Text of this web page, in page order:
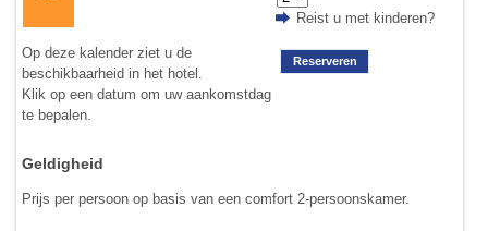
Op deze kalender ziet u de
beschikbaarheid in het hotel.
Klik op een datum om uw aankomstdag
te bepalen.
Reist u met kinderen?
Reserveren
Geldigheid
Prijs per persoon op basis van een comfort 2-persoonskamer.